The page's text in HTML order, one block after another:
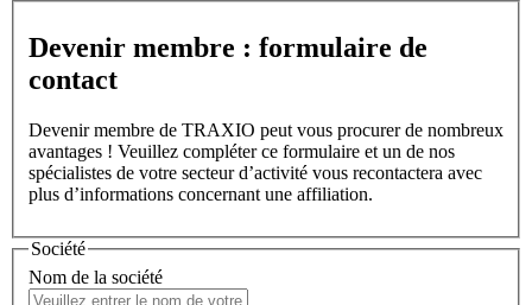
Devenir membre : formulaire de
contact
Devenir membre de TRAXIO peut vous procurer de nombreux
avantages ! Veuillez compléter ce formulaire et un de nos
spécialistes de votre secteur d’activité vous recontactera avec
plus d’informations concernant une affiliation.
Société
Nom de la société